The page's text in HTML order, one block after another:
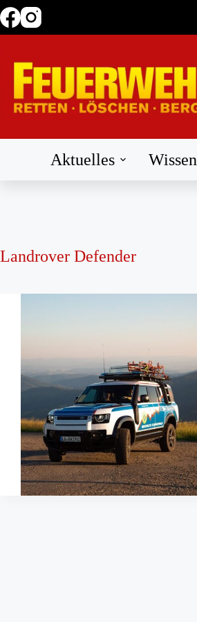
Zum
Inhalt
Aktuelles Wissen
Landrover Defender